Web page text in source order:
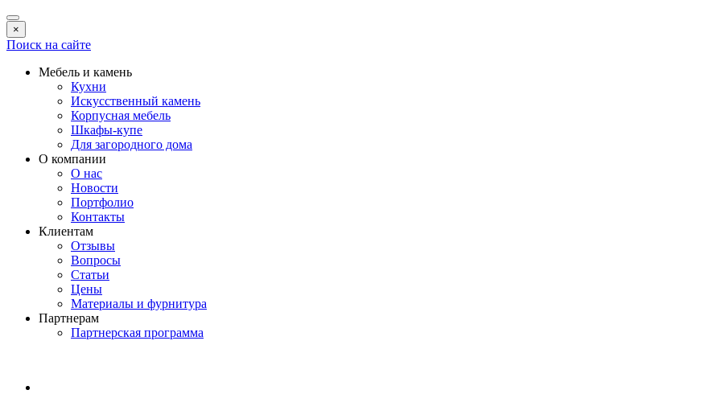
×
Поиск на сайте
Мебель и камень
Кухни
Искусственный камень
Корпусная мебель
Шкафы-купе
Для загородного дома
О компании
О нас
Новости
Портфолио
Контакты
Клиентам
Отзывы
Вопросы
Статьи
Цены
Материалы и фурнитура
Партнерам
Партнерская программа